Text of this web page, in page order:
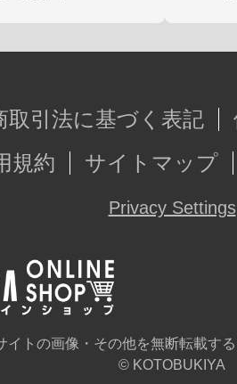
取引法に基づく表記
規約
サイトマップ
Privacy Settings
イトの画像・その他を無断転載す
© KOTOBUKIYA